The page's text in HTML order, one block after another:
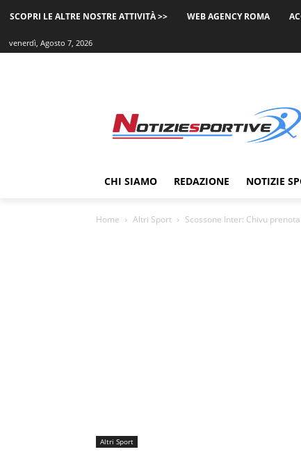
SCOPRI LE ALTRE NOSTRE ATTIVITÀ >> WEB AGENCY ROMA
venerdì, Agosto 7, 2026
CHI SIAMO REDAZIONE NOTIZIE
Home Altri Sport Scossone Inter: Chivu
Altri Sport